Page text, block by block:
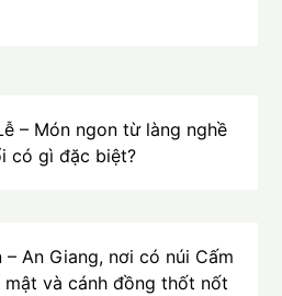
– Món ngon từ làng nghề
có gì đặc biệt?
– An Giang, nơi có núi Cấm
và cánh đồng thốt nốt